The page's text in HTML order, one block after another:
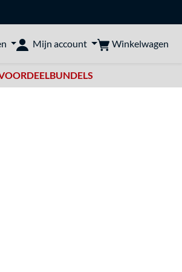
Mijn account Winkelwagen